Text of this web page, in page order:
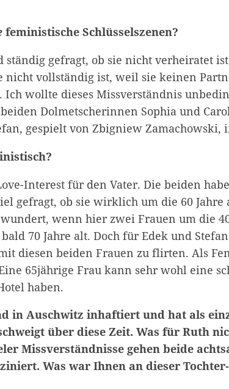
feministische Schlüsselszenen?
ständig gefragt, ob sie nicht verheiratet
nicht vollständig ist, weil sie keinen
wollte dieses Missverständnis
Dolmetscherinnen Sophia und
gespielt von Zbigniew Zamachowski,
Interest für den Vater. Die beiden
gefragt, ob sie wirklich um die 60 Jahre
wenn hier zwei Frauen um die
70 Jahre alt. Doch für Edek und
diesen beiden Frauen zu flirten. Als
65jährige Frau kann sehr wohl eine
haben.
in Auschwitz inhaftiert und hat als
über diese Zeit. Was für Ruth
Missverständnisse gehen beide
Was war Ihnen an dieser